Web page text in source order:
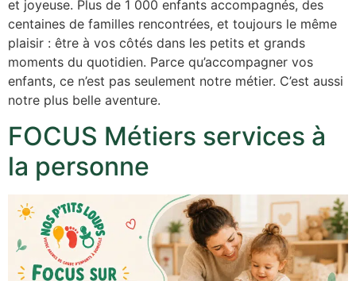
et joyeuse. Plus de 1 000 enfants accompagnés, des
centaines de familles rencontrées, et toujours le même
plaisir : être à vos côtés dans les petits et grands
moments du quotidien. Parce qu’accompagner vos
enfants, ce n’est pas seulement notre métier. C’est aussi
notre plus belle aventure.
FOCUS Métiers services à
la personne